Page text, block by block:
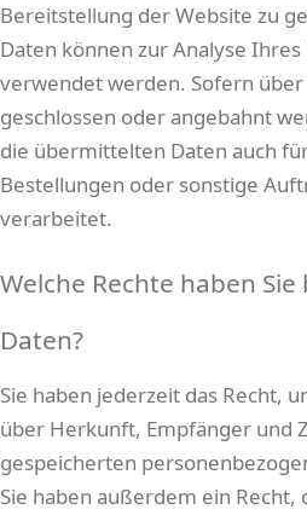
Bereitstellung der Website zu
Daten können zur Analyse
verwendet werden. Sofern
geschlossen oder angebahnt
die übermittelten Daten auch
Bestellungen oder sonstige
verarbeitet.
Welche Rechte haben
Daten?
Sie haben jederzeit das Recht,
über Herkunft, Empfänger und
gespeicherten
Sie haben außerdem ein